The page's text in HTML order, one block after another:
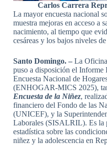
Carlos Carrera
La mayor encuesta nacional
muestra mejoras en acceso a
nacimiento, al tiempo que
cesáreas y los bajos niveles
Santo Domingo. – La
puso a disposición el Informe
Encuesta Nacional de
(ENHOGAR-MICS 2025),
Encuesta de la Niñez,
financiero del Fondo de las
(UNICEF), y la
Laborales (SISALRIL). Es la
estadística sobre las
niñez y la adolescencia en